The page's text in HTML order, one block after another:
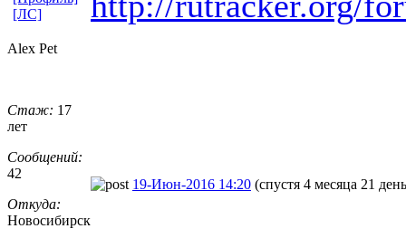
[ЛС]
Alex Pet
Стаж: 17
лет
Сообщений:
42
Откуда:
Новосибирск
19-Июн-2016 14:20 (спустя 4 месяца 21